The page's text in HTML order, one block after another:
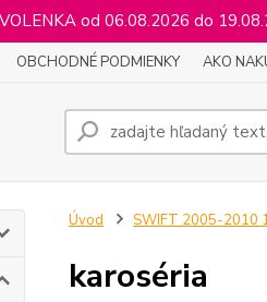
od 06.08.2026 do
OBCHODNÉ PODMIENKY AKO
Úvod SWIFT 2005-2010
karoséria